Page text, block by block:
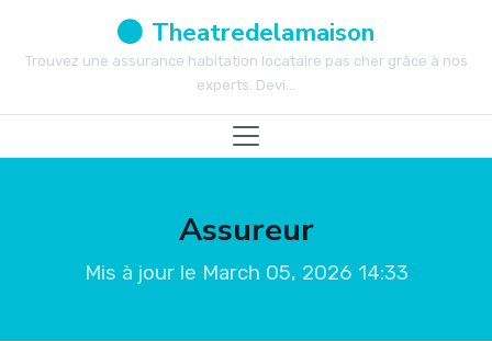
Theatredelamaison
Trouvez une assurance habitation locataire pas cher grâce à nos
experts. Devi...
Assureur
Mis à jour le March 05, 2026 14:33